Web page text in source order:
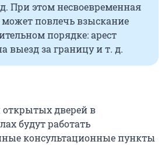
При этом несвоевременная
может повлечь взыскание
порядке: арест
выезд за границу и т. д.
открытых дверей в
будут работать
консультационные пункты